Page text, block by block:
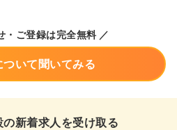
・ご登録は完全無料 ／
ついて聞いてみる
新着求人を受け取る